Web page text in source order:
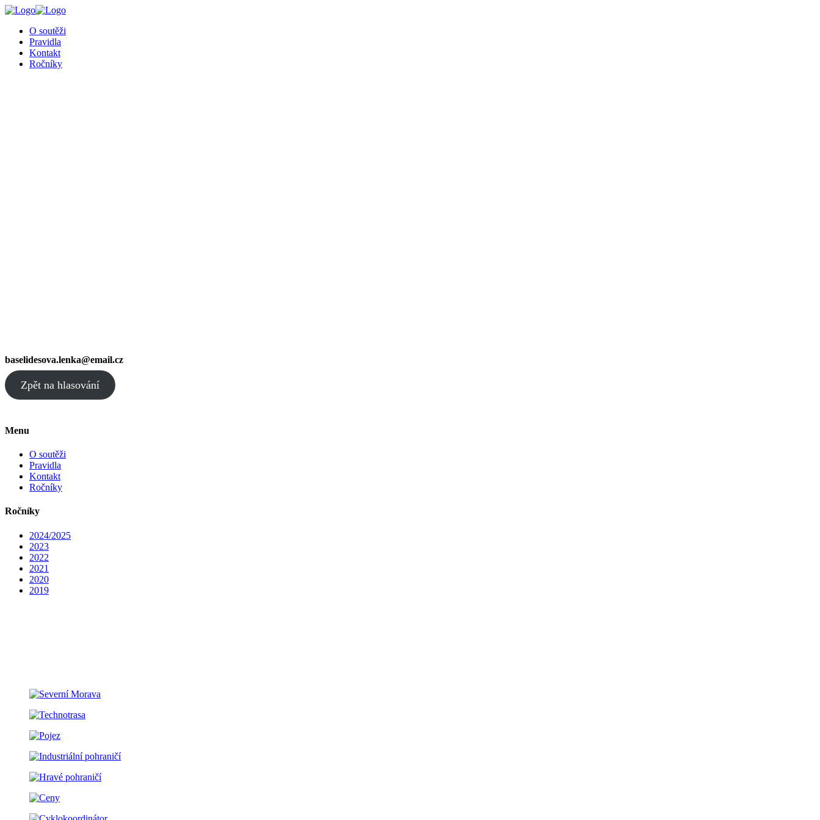
O soutěži
Pravidla
Kontakt
Ročníky
baselidesova.lenka@email.cz
Zpět na hlasování
Menu
O soutěži
Pravidla
Kontakt
Ročníky
Ročníky
2024/2025
2023
2022
2021
2020
2019